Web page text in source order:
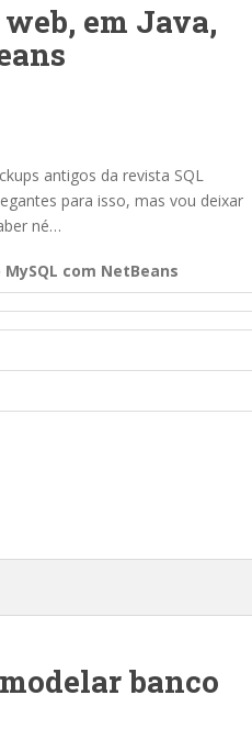
em Java,
antigos da revista SQL
para isso, mas vou deixar
né…
com NetBeans
banco